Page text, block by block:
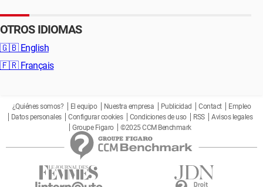
OTROS IDIOMAS
🇬🇧 English
🇫🇷 Français
¿Quiénes somos? El equipo Nuestra empresa Publicidad Contact
Empleo
Datos personales
Configurar cookies Condiciones de uso RSS
Avisos legales
Groupe Figaro
©2025 CCM Benchmark